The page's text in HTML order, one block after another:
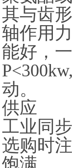
其与齿
轴作用
能好，
动。
供应
工业同
选购时
饱满。